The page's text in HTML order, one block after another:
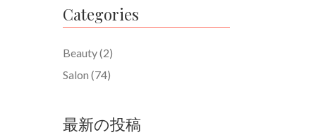
Categories
Beauty(2)
Salon (74)
最新の投稿